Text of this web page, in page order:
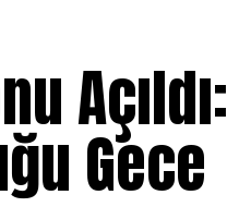
Açıldı:
Gece